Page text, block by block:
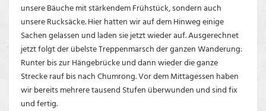
unsere Bäuche mit stärkendem Frühstück, sondern auch
unsere Rucksäcke. Hier hatten wir auf dem Hinweg einige
Sachen gelassen und laden sie jetzt wieder auf. Ausgerechnet
jetzt folgt der übelste Treppenmarsch der ganzen Wanderung:
Runter bis zur Hängebrücke und dann wieder die ganze
Strecke rauf bis nach Chumrong. Vor dem Mittagessen haben
wir bereits mehrere tausend Stufen überwunden und sind fix
und fertig.